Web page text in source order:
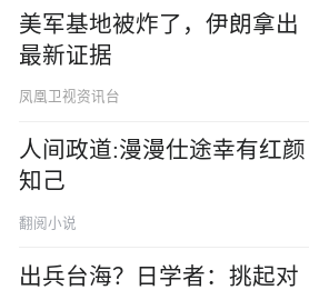
美军基地被炸了，伊朗拿出
最新证据
凤凰卫视资讯台
人间政道:漫漫仕途幸有红颜
知己
翻阅小说
出兵台海？日学者：挑起对